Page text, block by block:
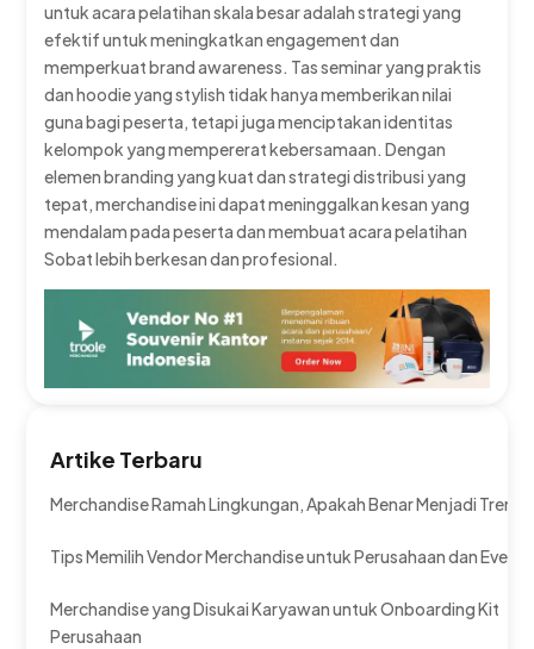
untuk acara pelatihan skala besar adalah strategi yang
efektif untuk meningkatkan engagement dan
memperkuat brand awareness. Tas seminar yang praktis
dan hoodie yang stylish tidak hanya memberikan nilai
guna bagi peserta, tetapi juga menciptakan identitas
kelompok yang mempererat kebersamaan. Dengan
elemen branding yang kuat dan strategi distribusi yang
tepat, merchandise ini dapat meninggalkan kesan yang
mendalam pada peserta dan membuat acara pelatihan
Sobat lebih berkesan dan profesional.
Artike Terbaru
Merchandise Ramah Lingkungan, Apakah Benar Menjadi Tren?
Tips Memilih Vendor Merchandise untuk Perusahaan dan Event
Merchandise yang Disukai Karyawan untuk Onboarding Kit
Perusahaan